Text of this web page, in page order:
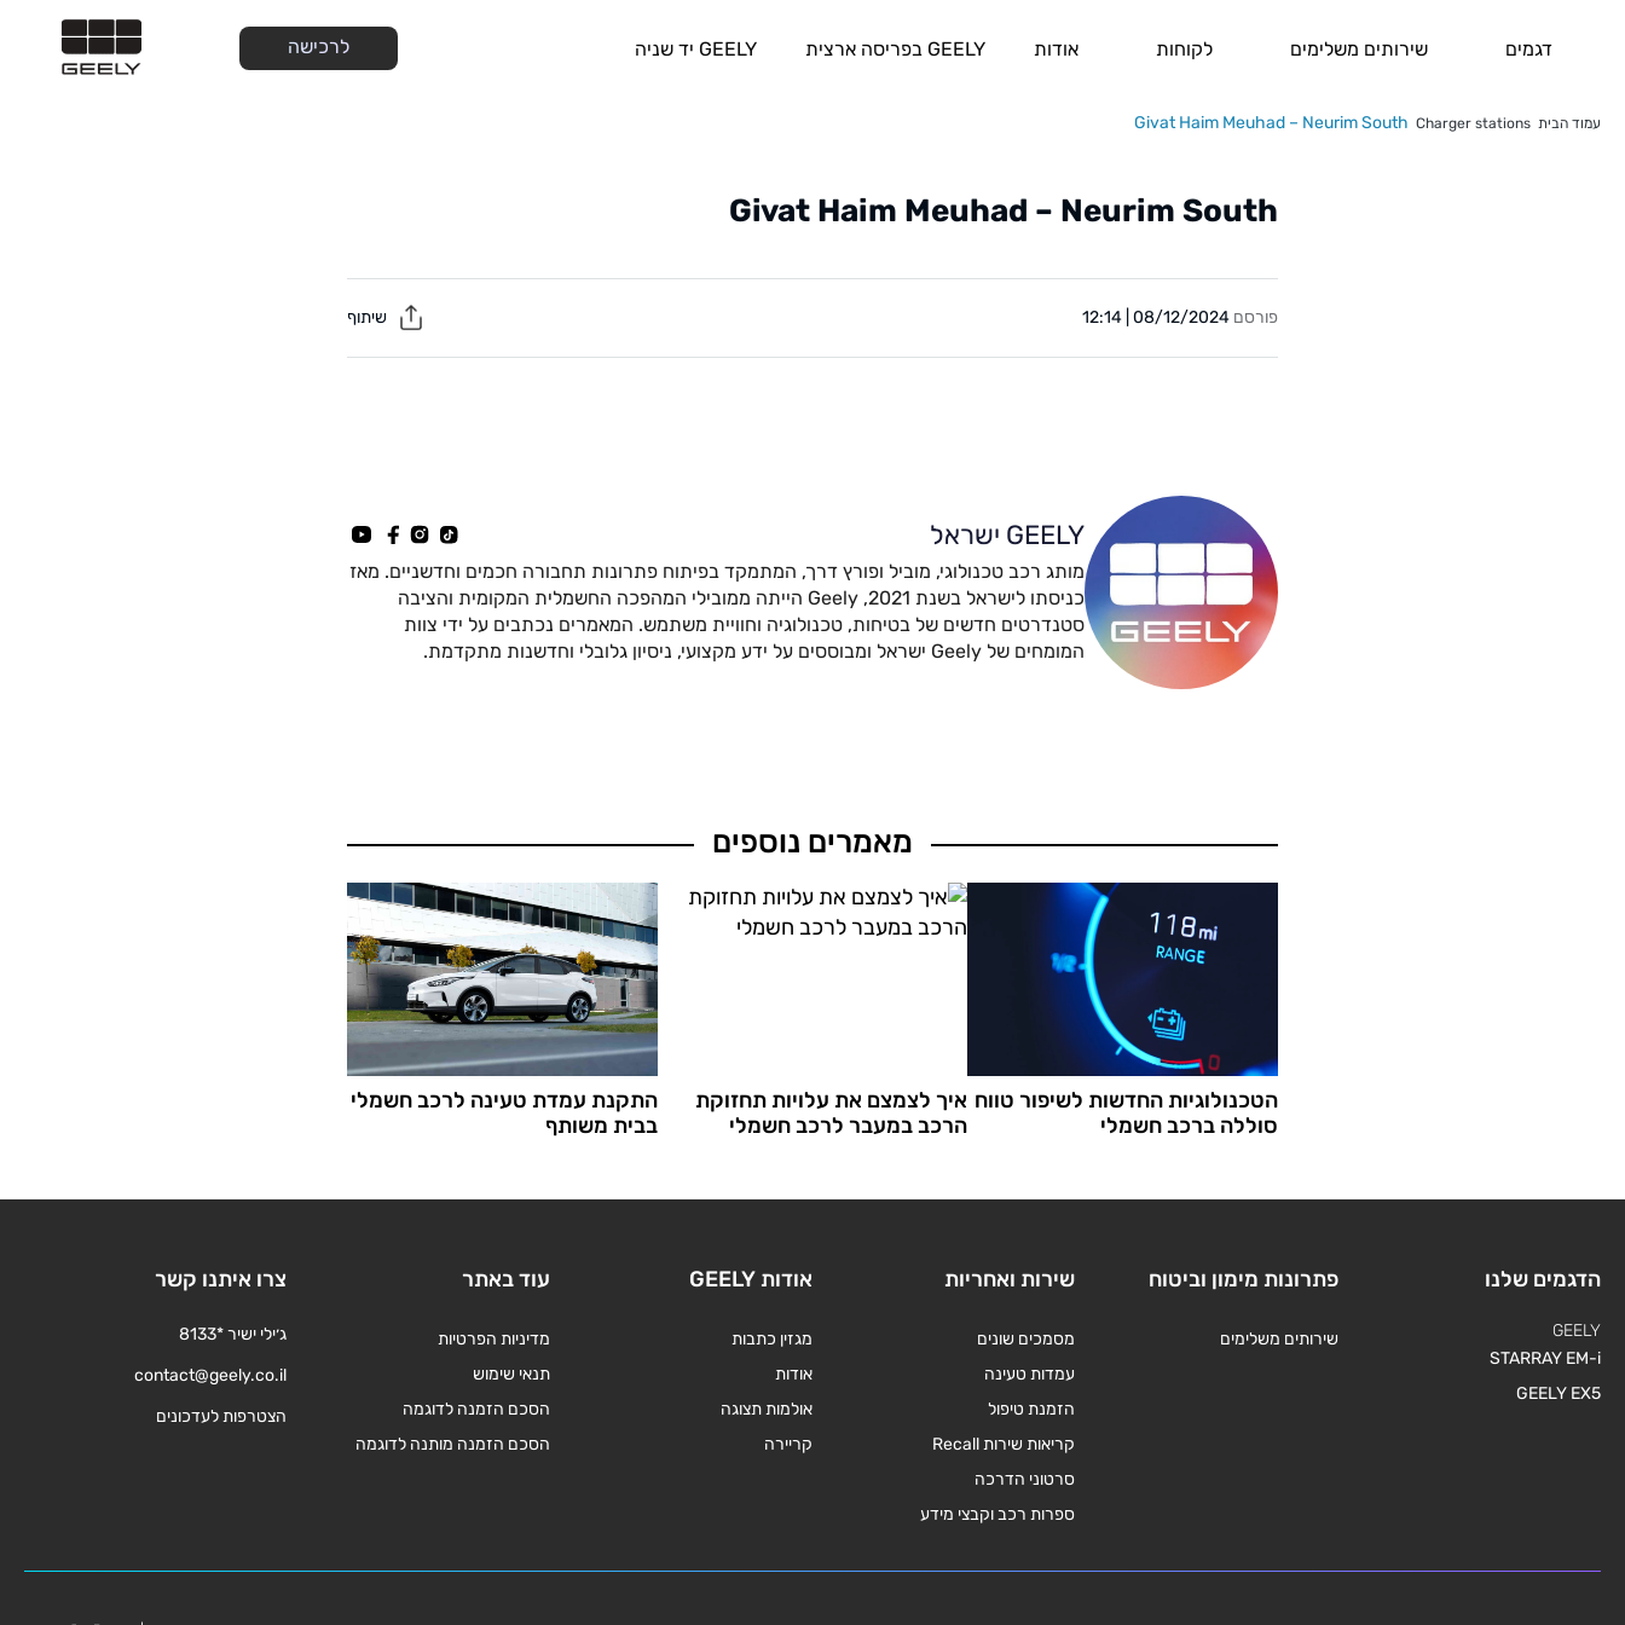
דגמים שירותים משלימים לקוחות אודות GEELY בפריסה ארצית GEELY יד שניה לרכישה
עמוד הבית Charger stations
Givat Haim Meuhad – Neurim South
Givat Haim Meuhad – Neurim South
פורסם 08/12/2024 | 12:14
GEELY ישראל
מותג רכב טכנולוגי, מוביל ופורץ דרך, המתמקד בפיתוח פתרונות תחבורה חכמים וחדשניים. מאז
כניסתו לישראל בשנת 2021, Geely הייתה ממובילי המהפכה החשמלית המקומית והציבה
סטנדרטים חדשים של בטיחות, טכנולוגיה וחוויית משתמש. המאמרים נכתבים על ידי צוות
המומחים של Geely ישראל ומבוססים על ידע מקצועי, ניסיון גלובלי וחדשנות מתקדמת.
מאמרים נוספים
הטכנולוגיות החדשות לשיפור טווח
סוללה ברכב חשמלי
איך לצמצם את עלויות תחזוקת
הרכב במעבר לרכב חשמלי
התקנת עמדת טעינה לרכב חשמלי
בבית משותף
הדגמים שלנו
GEELY
STARRAY EM-i
GEELY EX5
פתרונות מימון וביטוח
שירותים משלימים
שירות ואחריות
מסמכים שונים
עמדות טעינה
הזמנת טיפול
קריאות שירות Recall
סרטוני הדרכה
ספרות רכב וקבצי מידע
אודות GEELY
מגזין כתבות
אודות
אולמות תצוגה
קריירה
עוד באתר
מדיניות הפרטיות
תנאי שימוש
הסכם הזמנה לדוגמה
הסכם הזמנה מותנה לדוגמה
צרו איתנו קשר
ג׳ילי ישיר *8133
contact@geely.co.il
הצטרפות לעדכונים